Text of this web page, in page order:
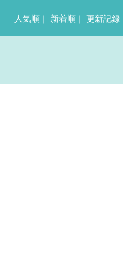
人気順 ｜ 新着順 ｜ 更新記録